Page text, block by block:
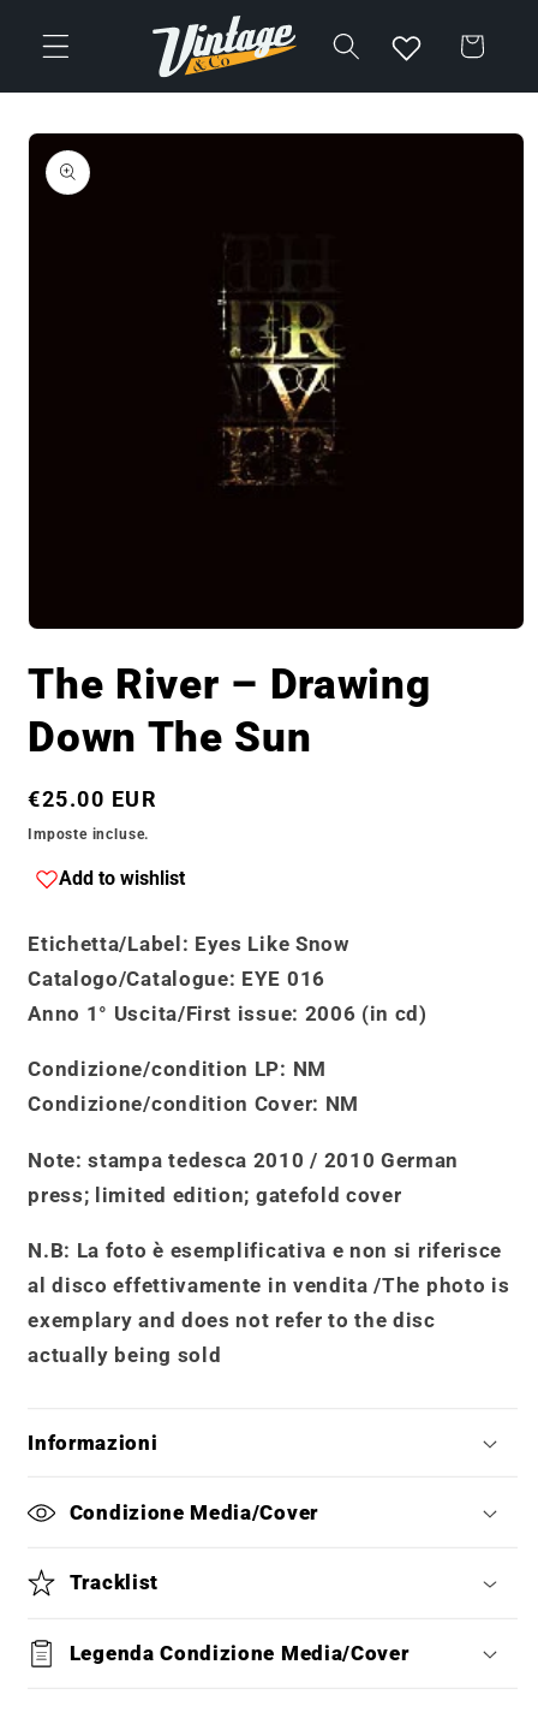
direttamente
ai contenuti
Carrello
Passa alle
informazioni
sul prodotto
multimediali
finestra
modale
The River ‎– Drawing
Down The Sun
Prezzo
di
€25.00 EUR
Imposte incluse.
Add to wishlist
Etichetta/Label : Eyes Like Snow
Catalogo/Catalogue: EYE 016
Anno 1° Uscita/First issue: 2006 (in cd)
Condizione/condition LP: NM
Condizione/condition Cover: NM
Note: stampa tedesca 2010 / 2010 German
press; limited edition; gatefold cover
N.B: La foto è esemplificativa e non si riferisce
al disco effettivamente in vendita /The photo is
exemplary and does not refer to the disc
actually being sold
Informazioni
Condizione Media/Cover
Tracklist
Legenda Condizione Media/Cover